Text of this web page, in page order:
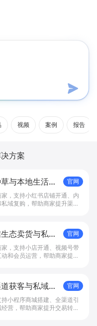
视频 案例 报告
方案
与本地生活转
官网
，支持小红书店铺开通、内
域复购，帮助商家提升渠道
态卖货与私域
官网
，支持小店开通、视频号带
和会员运营，帮助商家提升
获客与私域复
官网
小程序商城搭建、全渠道引
营，帮助商家提升交易转化